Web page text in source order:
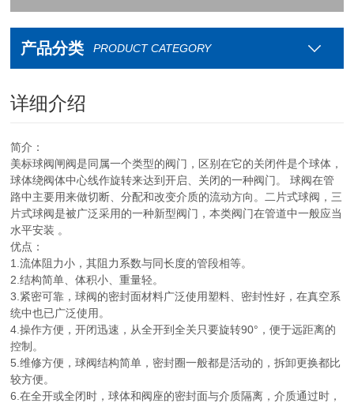
资料下载
联系我们
产品分类 PRODUCT CATEGORY
详细介绍
简介：
美标球阀闸阀是同属一个类型的阀门，区别在它的关闭件是个球体，
球体绕阀体中心线作旋转来达到开启、关闭的一种阀门。 球阀在管
路中主要用来做切断、分配和改变介质的流动方向。二片式球阀，三
片式球阀是被广泛采用的一种新型阀门，本类阀门在管道中一般应当
水平安装 。
优点：
1.流体阻力小，其阻力系数与同长度的管段相等。
2.结构简单、体积小、重量轻。
3.紧密可靠，球阀的密封面材料广泛使用塑料、密封性好，在真空系
统中也已广泛使用。
4.操作方便，开闭迅速，从全开到全关只要旋转90°，便于远距离的
控制。
5.维修方便，球阀结构简单，密封圈一般都是活动的，拆卸更换都比
较方便。
6.在全开或全闭时，球体和阀座的密封面与介质隔离，介质通过时，